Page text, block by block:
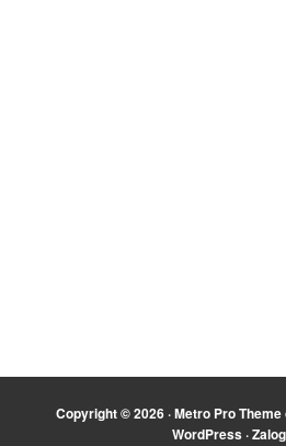
Copyright © 2026 ·Metro Pro Theme
WordPress ·